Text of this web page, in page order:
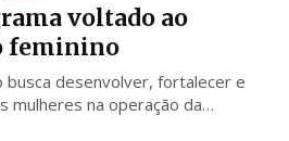
voltado ao
feminino
busca desenvolver, fortalecer e
mulheres na operação da